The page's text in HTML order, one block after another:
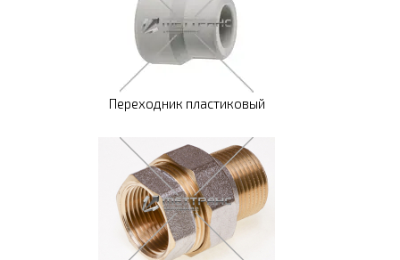
Переходник пластиковый